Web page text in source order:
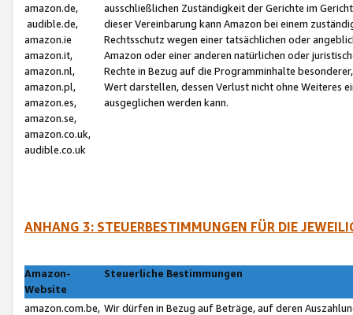
amazon.de,
audible.de,
amazon.ie
amazon.it,
amazon.nl,
amazon.pl,
amazon.es,
amazon.se,
amazon.co.uk,
audible.co.uk
ausschließlichen Zuständigkeit der Gerichte im
dieser Vereinbarung kann Amazon bei einem
Rechtsschutz wegen einer tatsächlichen oder
Amazon oder einer anderen natürlichen oder
Rechte in Bezug auf die Programminhalte
Wert darstellen, dessen Verlust nicht ohne Weiteres
ausgeglichen werden kann.
ANHANG 3: STEUERBESTIMMUNGEN FÜR DIE
Amazon-
Website
Steuerliche Bestimmungen
amazon.com.be, Wir dürfen in Bezug auf Beträge, auf deren